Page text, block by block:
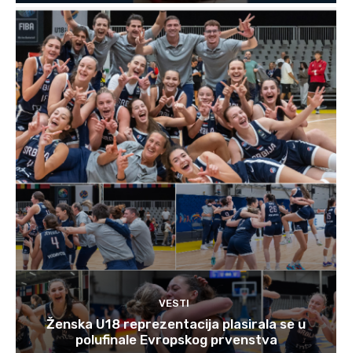
VESTI
Ženska U18 reprezentacija plasirala se u
polufinale Evropskog prvenstva